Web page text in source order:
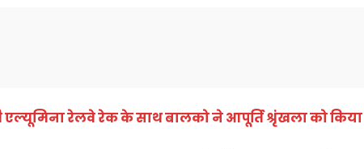
एल्यूमिना रेलवे रेक के साथ बालको ने आपूर्ति श्रृंखला को